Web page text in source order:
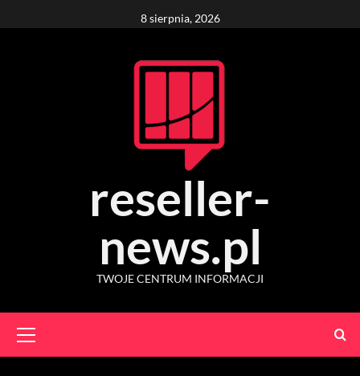
to
8 sierpnia, 2026
reseller-
news.pl
TWOJE CENTRUM INFORMACJI
Menu